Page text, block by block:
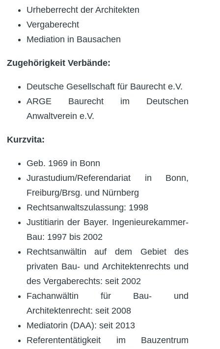
Urheberrecht der Architekten
Vergaberecht
Mediation in Bausachen
Zugehörigkeit Verbände:
Deutsche Gesellschaft für Baurecht e.V.
ARGE Baurecht im Deutschen
Anwaltverein e.V.
Kurzvita:
Geb. 1969 in Bonn
Jurastudium/Referendariat in Bonn,
Freiburg/Brsg. und Nürnberg
Rechtsanwaltszulassung: 1998
Justitiarin der Bayer. Ingenieurekammer-
Bau: 1997 bis 2002
Rechtsanwältin auf dem Gebiet des
privaten Bau- und Architektenrechts und
des Vergaberechts: seit 2002
Fachanwältin für Bau- und
Architektenrecht: seit 2008
Mediatorin (DAA): seit 2013
Referententätigkeit im Bauzentrum